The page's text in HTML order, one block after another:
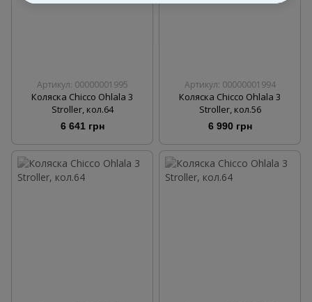
Артикул: 00000001995
Коляска Chicco Ohlala 3
Stroller, кол.64
6 641 грн
Артикул: 00000001994
Коляска Chicco Ohlala 3
Stroller, кол.56
6 990 грн